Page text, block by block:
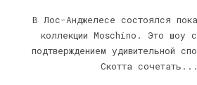
В Лос-Анджелесе состоялся
коллекции Moschino. Это шоу
подтверждением удивительной
Скотта